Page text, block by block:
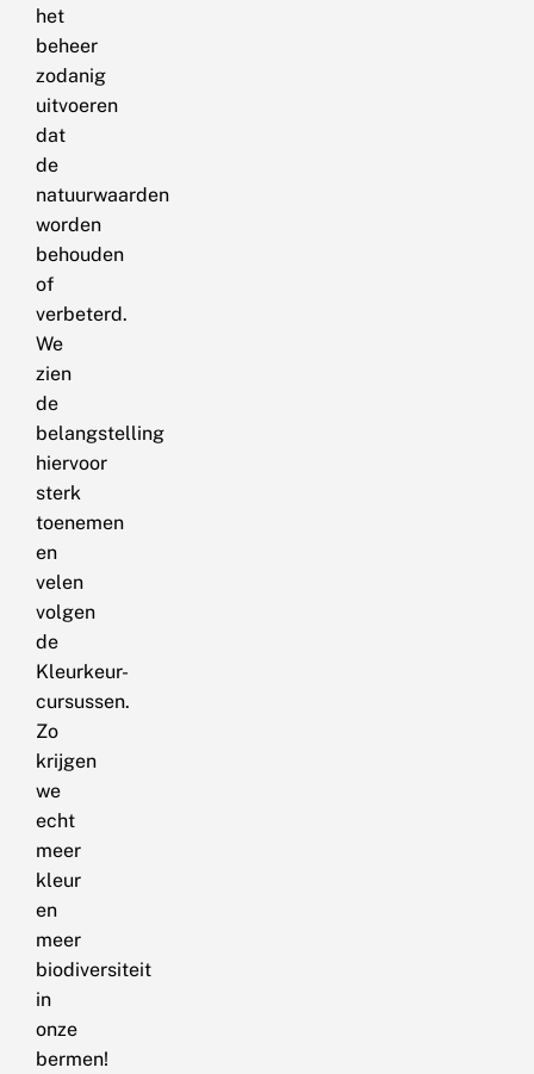
het
beheer
zodanig
uitvoeren
dat
de
natuurwaarden
worden
behouden
of
verbeterd.
We
zien
de
belangstelling
hiervoor
sterk
toenemen
en
velen
volgen
de
Kleurkeur-
cursussen.
Zo
krijgen
we
echt
meer
kleur
en
meer
biodiversiteit
in
onze
bermen!